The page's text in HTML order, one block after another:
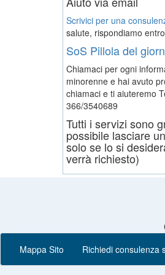
Scrivici per una
salute, rispondiamo
SoS Pillola del
Chiamaci per ogni
minorenne e hai avuto
chiamaci e ti aiuteremo
366/3540689
Tutti i servizi sono
possibile lasciare
solo se lo si
verrà richiesto)
Mappa Sito
Richiedi consulenza